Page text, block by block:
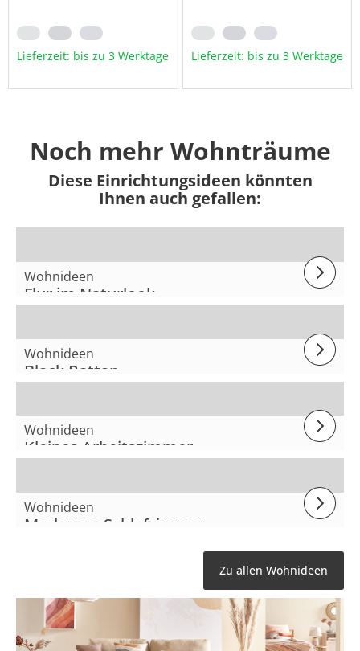
Lieferzeit: bis zu 3 Werktage Lieferzeit: bis zu 3 Werktage
Noch mehr Wohnträume
Diese Einrichtungsideen könnten
Ihnen auch gefallen:
Wohnideen
Flur im Naturlook
Wohnideen
Black Rattan
Wohnideen
Kleines Arbeitszimmer
Wohnideen
Modernes Schlafzimmer
Zu allen Wohnideen